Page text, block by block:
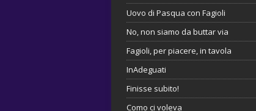
Uovo di Pasqua con Fagioli
No, non siamo da buttar via
Fagioli, per piacere, in tavola
InAdeguati
Finisse subito!
Como ci voleva